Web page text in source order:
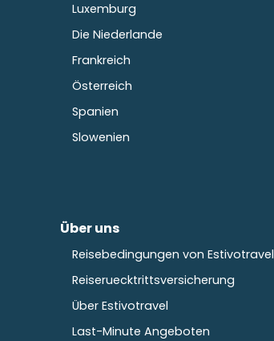
Luxemburg
Die Niederlande
Frankreich
Österreich
Spanien
Slowenien
Über uns
Reisebedingungen von Estivotravel
Reiseruecktrittsversicherung
Über Estivotravel
Last-Minute Angeboten